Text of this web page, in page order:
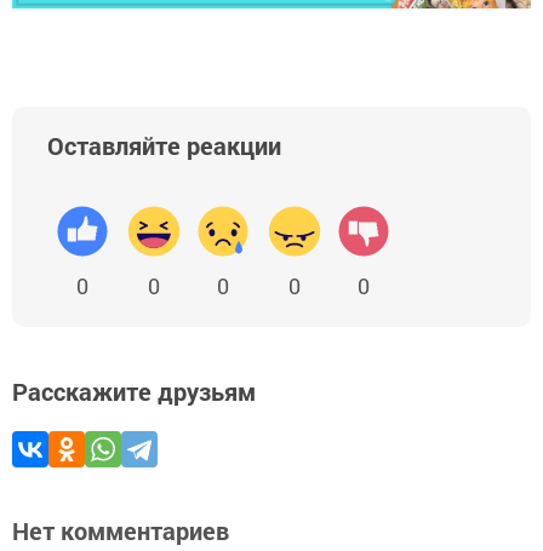
Оставляйте реакции
0 0 0 0 0
Расскажите друзьям
Нет комментариев